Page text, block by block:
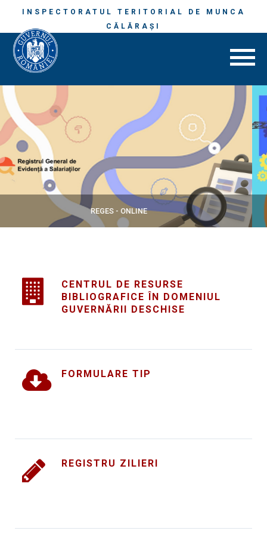
INSPECTORATUL TERITORIAL DE MUNCA
CĂLĂRAŞI
SECURITATE ȘI SĂNĂTATE ÎN MUNCĂ
CENTRUL DE RESURSE
BIBLIOGRAFICE ÎN DOMENIUL
GUVERNĂRII DESCHISE
FORMULARE TIP
REGISTRU ZILIERI